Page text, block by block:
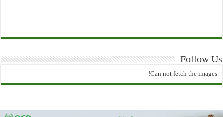
Follow Us
Can not fetch the images!